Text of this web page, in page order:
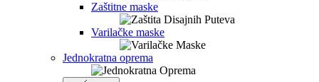
Zaštitne maske
Varilačke maske
Jednokratna oprema